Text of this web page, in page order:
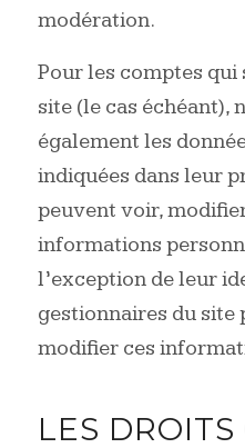
modération.
Pour les comptes
site (le cas échéant),
également les
indiquées dans leur
peuvent voir,
informations
l’exception de leur
gestionnaires du site
modifier ces
LES